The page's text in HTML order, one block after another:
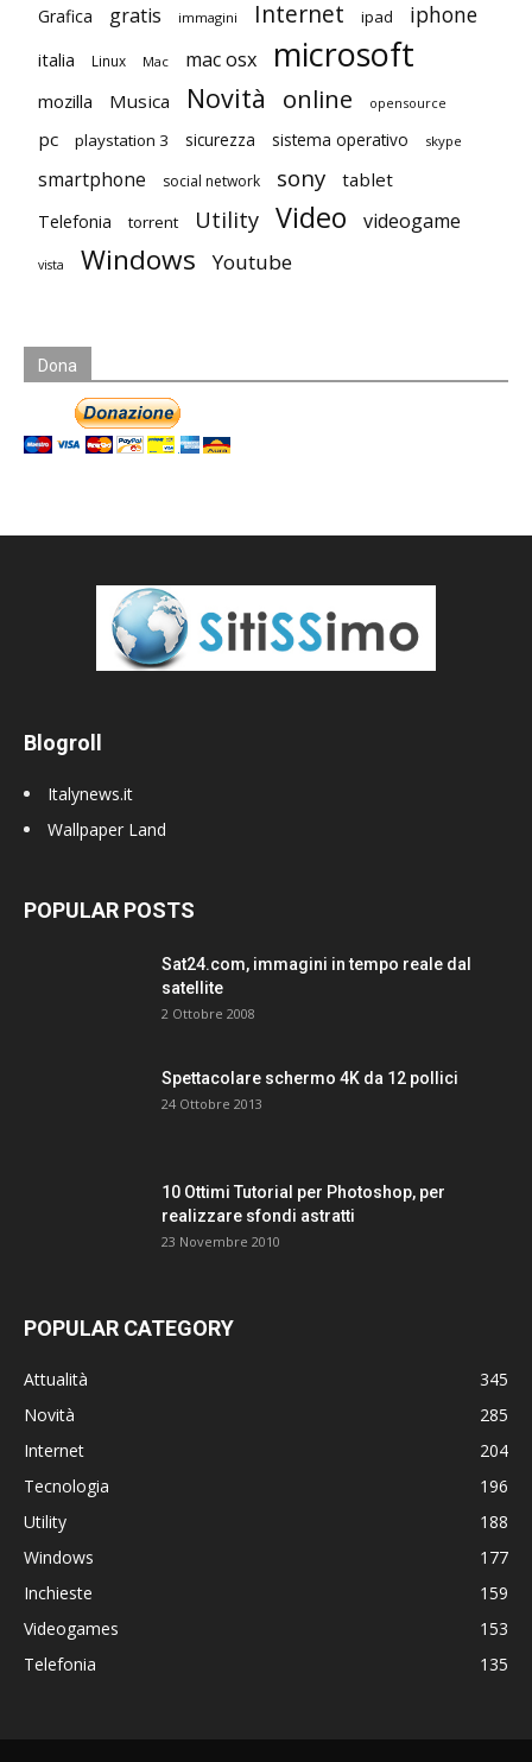
Grafica gratis immagini Internet ipad iphone
italia Linux Mac mac osx microsoft
mozilla Musica Novità online opensource
pc playstation 3 sicurezza sistema operativo skype
smartphone social network sony tablet
Telefonia torrent Utility Video videogame
vista Windows Youtube
Dona
Blogroll
Italynews.it
Wallpaper Land
POPULAR POSTS
Sat24.com, immagini in tempo reale dal
satellite
2 Ottobre 2008
Spettacolare schermo 4K da 12 pollici
24 Ottobre 2013
10 Ottimi Tutorial per Photoshop, per
realizzare sfondi astratti
23 Novembre 2010
POPULAR CATEGORY
Attualità
345
Novità
285
Internet
204
Tecnologia
196
Utility
188
Windows
177
Inchieste
159
Videogames
153
Telefonia
135